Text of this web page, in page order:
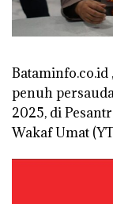
Bataminfo.co.id
penuh
2025, di
Wakaf Umat